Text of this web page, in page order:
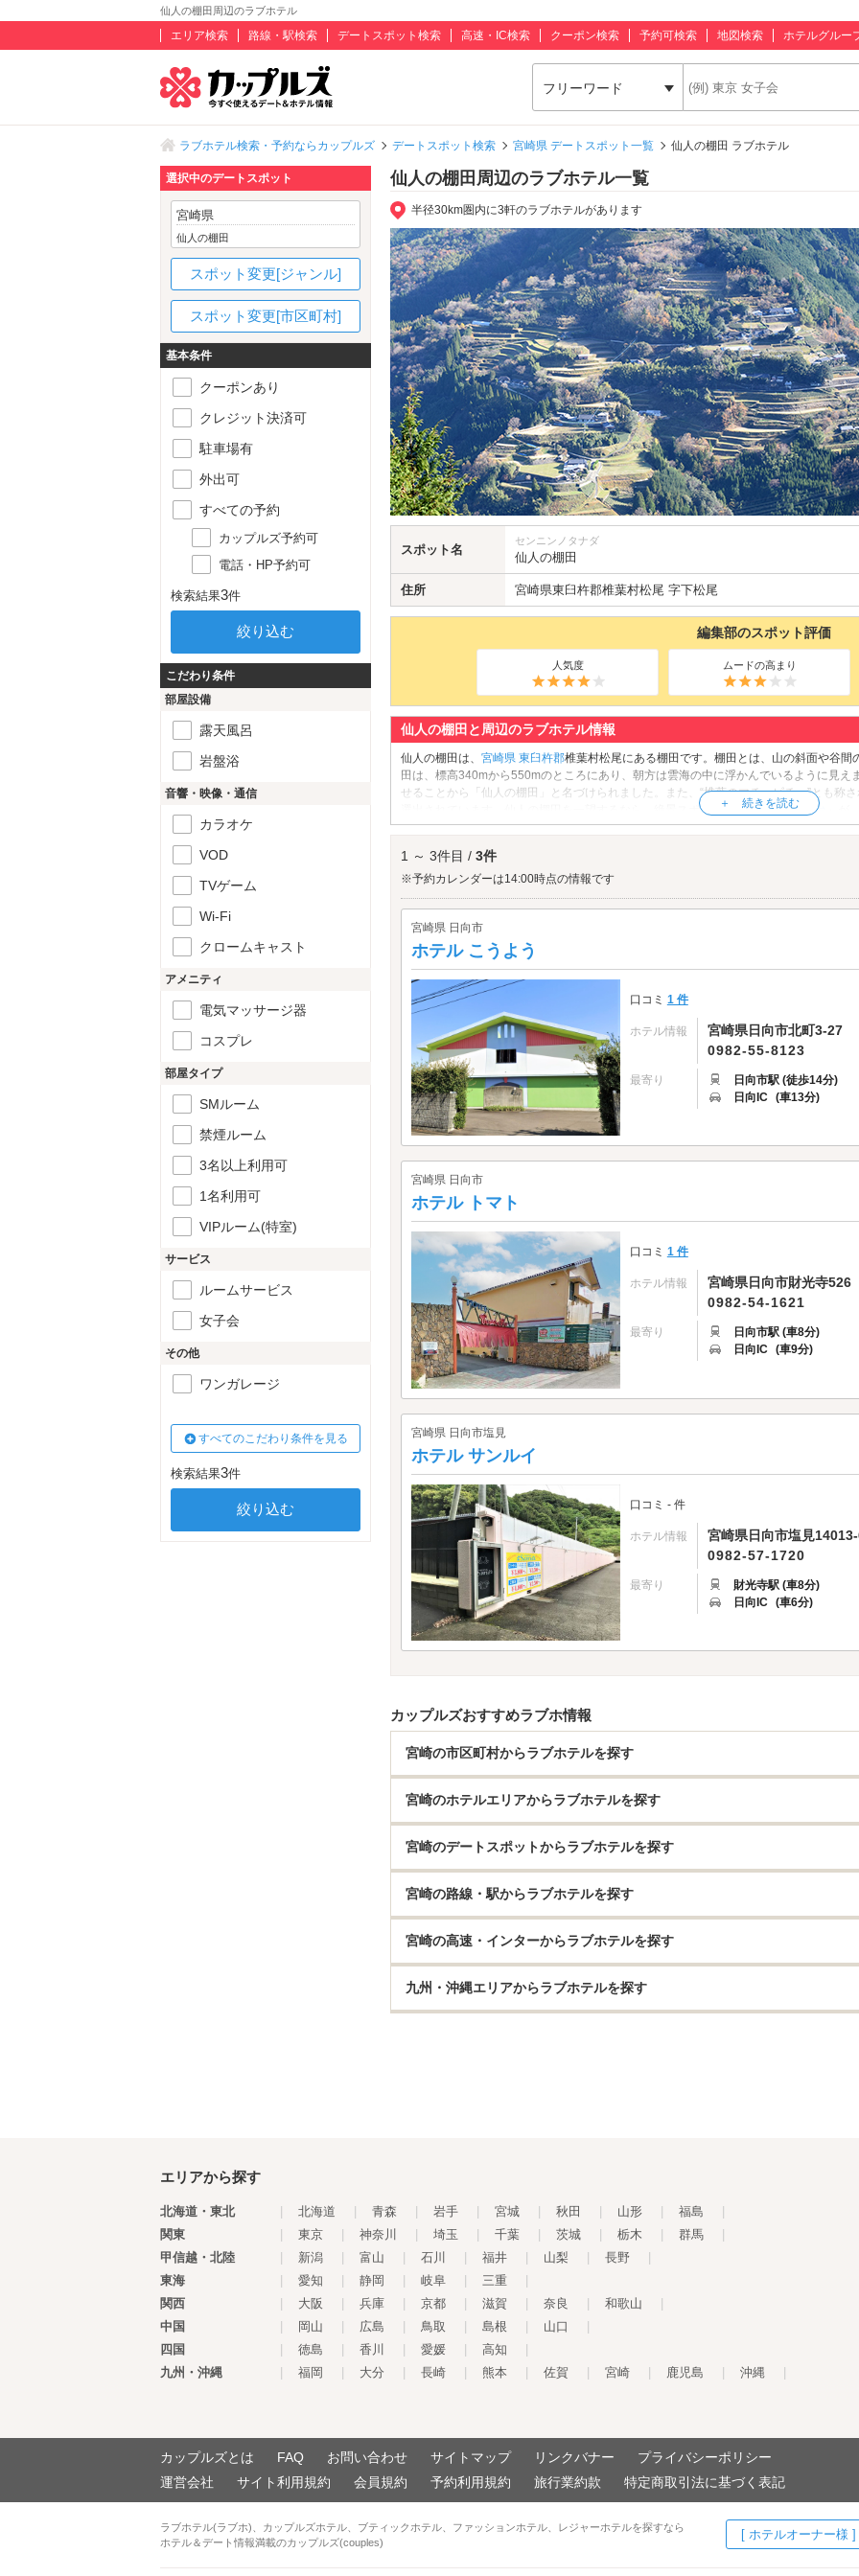
仙人の棚田周辺のラブホテル
エリア検索 路線・駅検索 デートスポット検索 高速・IC検索 クーポン検索 予約可検索 地図検索 ホテルグルー
フリーワード
ラブホテル検索・予約ならカップルズ デートスポット検索 宮崎県 デートスポット一覧 仙人の棚田 ラブホテル
仙人の棚田周辺のラブホテル一覧
半径30km圏内に3軒のラブホテルがあります
スポット名
センニンノタナダ
仙人の棚田
住所 宮崎県東臼杵郡椎葉村松尾 字下松尾
編集部のスポット評価
人気度 ムードの高まり
仙人の棚田と周辺のラブホテル情報
仙人の棚田は、 宮崎県 東臼杵郡椎葉村松尾にある棚田です。棚田とは、山の斜面や谷
田は、標高340mから550mのところにあり、朝方は雲海の中に浮かんでいるように見
せることから「仙人の棚田」と名づけられました。また、“椎葉のマチュピチュ”とも称
選出されています。仙人の棚田を一望するなら、絶景スポット「
大いちょう展望台
い棚田をぜひご覧ください。
1 ～ 3件目 / 3件
※予約カレンダーは14:00時点の情報です
宮崎県 日向市
ホテル こうよう
口コミ 1 件
ホテル情報
宮崎県日向市北町3-27
0982-55-8123
最寄り
日向市駅 (徒歩14分)
日向IC (車13分)
宮崎県 日向市
ホテル トマト
口コミ 1 件
ホテル情報
宮崎県日向市財光寺526
0982-54-1621
最寄り
日向市駅 (車8分)
日向IC (車9分)
宮崎県 日向市塩見
ホテル サンルイ
口コミ - 件
ホテル情報
宮崎県日向市塩見
0982-57-1720
最寄り
財光寺駅 (車8分)
日向IC (車6分)
カップルズおすすめラブホ情報
宮崎の市区町村からラブホテルを探す
宮崎のホテルエリアからラブホテルを探す
宮崎のデートスポットからラブホテルを探す
宮崎の路線・駅からラブホテルを探す
宮崎の高速・インターからラブホテルを探す
九州・沖縄エリアからラブホテルを探す
選択中のデートスポット
宮崎県
仙人の棚田
スポット変更[ジャンル]
スポット変更[市区町村]
基本条件
クーポンあり
クレジット決済可
駐車場有
外出可
すべての予約
カップルズ予約可
電話・HP予約可
検索結果3件
こだわり条件
部屋設備
露天風呂
岩盤浴
音響・映像・通信
カラオケ
VOD
TVゲーム
Wi-Fi
クロームキャスト
アメニティ
電気マッサージ器
コスプレ
部屋タイプ
SMルーム
禁煙ルーム
3名以上利用可
1名利用可
VIPルーム(特室)
サービス
ルームサービス
女子会
その他
ワンガレージ
すべてのこだわり条件を見る
検索結果3件
エリアから探す
北海道・東北 北海道 青森 岩手 宮城 秋田 山形 福島
関東
東京 神奈川 埼玉 千葉 茨城 栃木 群馬
甲信越・北陸
新潟 富山 石川 福井 山梨 長野
東海
愛知 静岡 岐阜 三重
関西
大阪 兵庫 京都 滋賀 奈良 和歌山
中国
岡山 広島 鳥取 島根 山口
四国
徳島 香川 愛媛 高知
九州・沖縄
福岡 大分 長崎 熊本 佐賀 宮崎 鹿児島 沖縄
カップルズとは FAQ お問い合わせ サイトマップ リンクバナー
プライバシーポリシー
運営会社
サイト利用規約 会員規約 予約利用規約 旅行業約款 特定商取引法に基づく表記
ラブホテル(ラブホ)、カップルズホテル、ブティックホテル、ファッションホテル、レジャーホテルを探すなら
ホテル＆デート情報満載のカップルズ(couples)
[ ホテルオーナー様